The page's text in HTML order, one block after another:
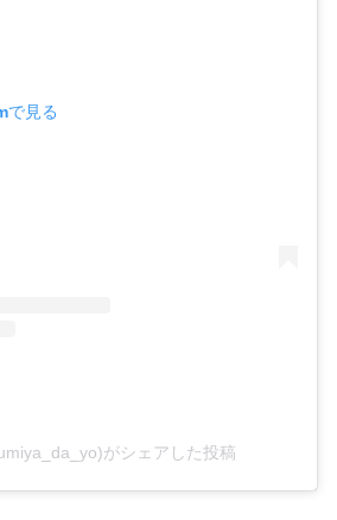
で見る
がシェアした投稿